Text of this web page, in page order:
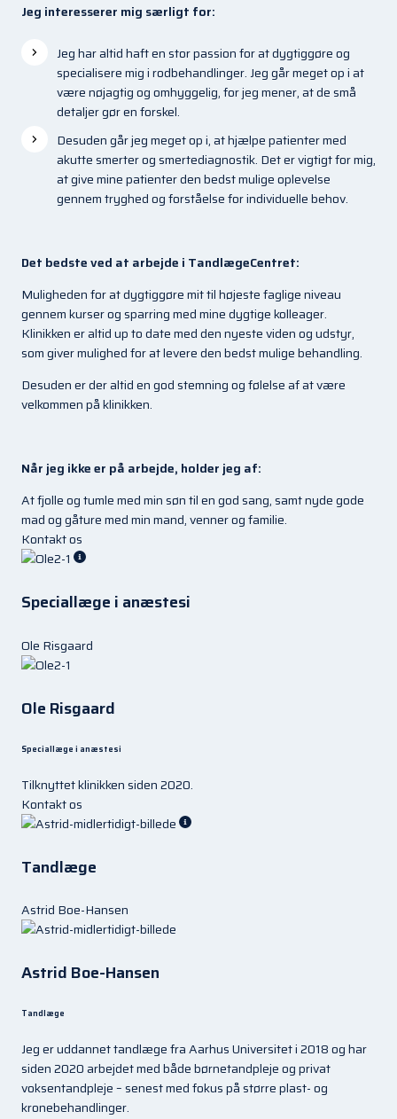
Jeg interesserer mig særligt for:
Jeg har altid haft en stor passion for at dygtiggøre og
specialisere mig i rodbehandlinger. Jeg går meget op i at
være nøjagtig og omhyggelig, for jeg mener, at de små
detaljer gør en forskel.
Desuden går jeg meget op i, at hjælpe patienter med
akutte smerter og smertediagnostik. Det er vigtigt for mig,
at give mine patienter den bedst mulige oplevelse
gennem tryghed og forståelse for individuelle behov.
Det bedste ved at arbejde i TandlægeCentret:
Muligheden for at dygtiggøre mit til højeste faglige niveau
gennem kurser og sparring med mine dygtige kolleager.
Klinikken er altid up to date med den nyeste viden og udstyr,
som giver mulighed for at levere den bedst mulige behandling.
Desuden er der altid en god stemning og følelse af at være
velkommen på klinikken.
Når jeg ikke er på arbejde, holder jeg af:
At fjolle og tumle med min søn til en god sang, samt nyde gode
mad og gåture med min mand, venner og familie.
Kontakt os
Speciallæge i anæstesi
Ole Risgaard
Ole Risgaard
Speciallæge i anæstesi
Tilknyttet klinikken siden 2020.
Kontakt os
Tandlæge
Astrid Boe-Hansen
Astrid Boe-Hansen
Tandlæge
Jeg er uddannet tandlæge fra Aarhus Universitet i 2018 og har
siden 2020 arbejdet med både børnetandpleje og privat
voksentandpleje – senest med fokus på større plast- og
kronebehandlinger.